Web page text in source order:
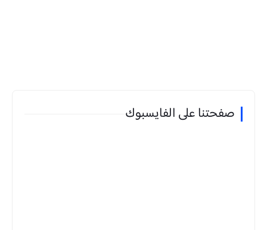
صفحتنا على الفايسبوك